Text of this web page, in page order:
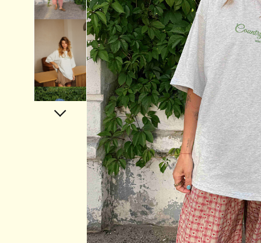
Украшения
Дом
Подарочный сертификат